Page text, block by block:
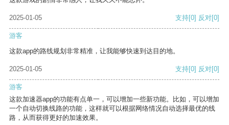
2025-01-05 支持[0] 反对[0]
游客
这款app的路线规划非常精准，让我能够快速到达目的地。
2025-01-05 支持[0] 反对[0]
游客
这款加速器app的功能有点单一，可以增加一些新功能。比如，可以增加
一个自动切换线路的功能，这样就可以根据网络情况自动选择最优的线
路，从而获得更好的加速效果。